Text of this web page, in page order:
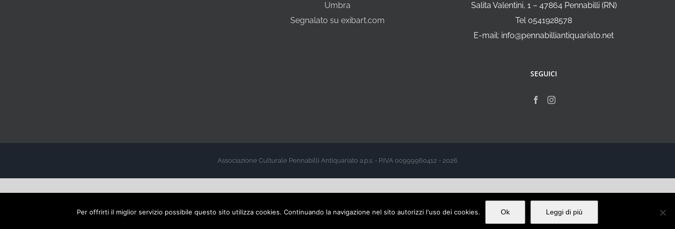
Umbra
Segnalato su exibart.com
Salita Valentini, 1 – 47864 Pennabilli (RN)
Tel 0541928578
E-mail: info@pennabilliantiquariato.net
SEGUICI
Associazione Culturale Pennabilli Antiquariato a.p.s. - P.IVA 00999960412 - 2026
Per offrirti il miglior servizio possibile questo sito utilizza cookies. Continuando la navigazione nel sito autorizzi l'uso dei cookies. Ok Leggi di più